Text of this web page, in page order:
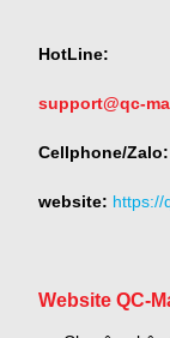
HotLine:
support@qc-
Cellphone/Zalo:
website: https://
Website QC-